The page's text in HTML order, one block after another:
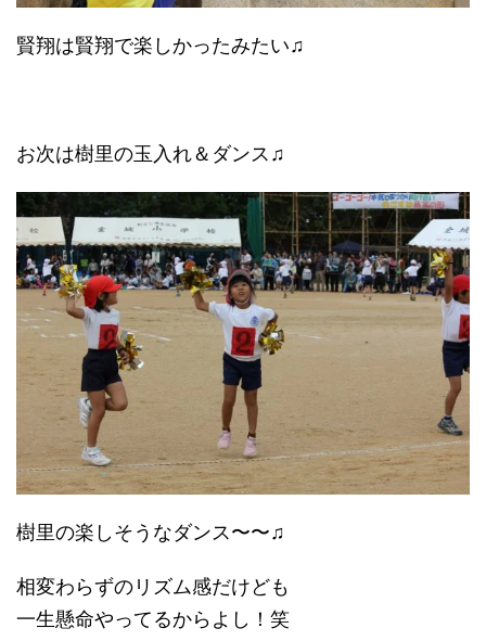
賢翔は賢翔で楽しかったみたい♫
お次は樹里の玉入れ＆ダンス♫
樹里の楽しそうなダンス〜〜♫
相変わらずのリズム感だけども
一生懸命やってるからよし！笑